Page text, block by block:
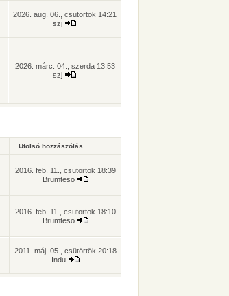
2026. aug. 06., csütörtök 14:21
szj
2026. márc. 04., szerda 13:53
szj
Utolsó hozzászólás
2016. feb. 11., csütörtök 18:39
Brumteso
2016. feb. 11., csütörtök 18:10
Brumteso
2011. máj. 05., csütörtök 20:18
Indu